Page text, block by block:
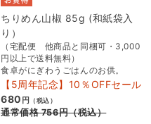
ちりめん山椒 85g (和紙袋入
り）
（宅配便 他商品と同梱可・3,000
円以上で送料無料）
食卓がにぎわうごはんのお供。
【5周年記念】10％OFFセール
680 円 （税込）
通常価格756円（税込）